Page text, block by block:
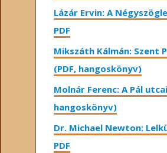
Lázár Ervin: A
PDF
Mikszáth Kálmán: Szent
(PDF, hangoskönyv)
Molnár Ferenc: A Pál
hangoskönyv)
Dr. Michael Newton:
PDF